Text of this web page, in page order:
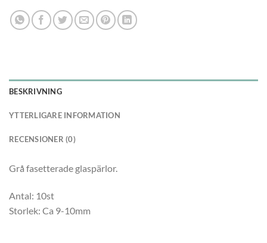
BESKRIVNING
YTTERLIGARE INFORMATION
RECENSIONER (0)
Grå fasetterade glaspärlor.
Antal: 10st
Storlek: Ca 9-10mm